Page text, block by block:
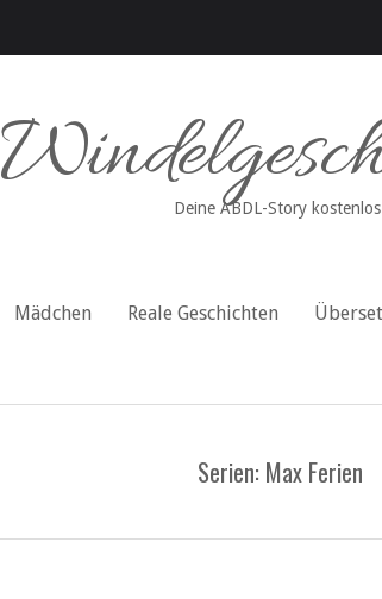
Deine ABDL-Story
Mädchen Reale Geschichten
Serien: Max Ferien